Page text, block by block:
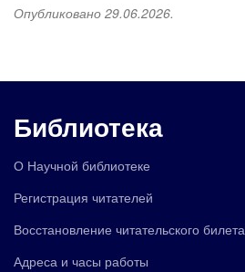
Опубликовано 29.06.2026.
Библиотека
О Научной библиотеке
Регистрация читателей
Восстановление читательского билета
Адреса и часы работы